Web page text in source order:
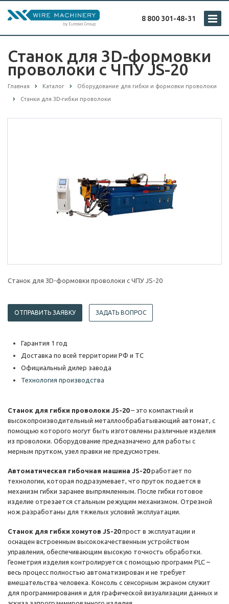
8 800 301-48-31
Станок для 3D-формовки
проволоки с ЧПУ JS-20
Главная Каталог Оборудование для гибки и формовки проволоки
Станки для 3D-гибки проволоки
Станок для 3D-формовки проволоки с ЧПУ JS-20
ОТПРАВИТЬ ЗАЯВКУ ЗАДАТЬ ВОПРОС
Гарантия 1 год
Доставка по всей территории РФ и ТС
Официальный дилер завода
Технология производства
Станок для гибки проволоки JS-20– это компактный и
высокопроизводительный металлообрабатывающий автомат, с
помощью которого могут быть изготовлены различные изделия
из проволоки. Оборудование предназначено для работы с
мерным прутком, узел правки не предусмотрен.
Автоматическая гибочная машина JS-20работает по
технологии, которая подразумевает, что пруток подается в
механизм гибки заранее выпрямленным. После гибки готовое
изделие отрезается стальным режущим механизмом. Отрезной
нож разработаны для тяжелых условий эксплуатации.
Станок для гибки хомутов JS-20прост в эксплуатации и
оснащен встроенным высококачественным устройством
управления, обеспечивающим высокую точность обработки.
Геометрия изделия контролируется с помощью программ PLC –
весь процесс полностью автоматизирован и не требует
вмешательства человека. Консоль с сенсорным экраном служит
для программирования и для графической визуализации данных и